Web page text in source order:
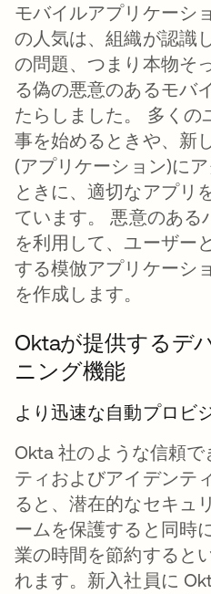
モバイルアプリケーシ
の人気は、組織が認識
の問題、つまり本物そ
る偽の悪意のあるモバ
たらしました。 多くの
事を始めるときや、新
(アプリケーション)に
ときに、適切なアプリ
ています。 悪意のある
を利用して、ユーザー
する模倣アプリケーシ
を作成します。
Oktaが提供するデ
ニング機能
より迅速な自動プロビ
Okta 社のような信頼で
ティおよびアイデンテ
ると、潜在的なセキュ
ームを保護すると同時
業の時間を節約すると
れます。新入社員に